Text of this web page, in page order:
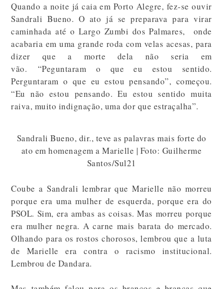
Quando a noite já caia em Porto Alegre, fez-se ouvir
Sandrali Bueno. O ato já se preparava para virar
caminhada até o Largo Zumbi dos Palmares, onde
acabaria em uma grande roda com velas acesas, para
dizer que a morte dela não seria em
vão. “Peguntaram o que eu estou sentido.
Perguntaram o que eu estou pensando”, começou.
“Eu não estou pensando. Eu estou sentido muita
raiva, muito indignação, uma dor que estraçalha”.
Sandrali Bueno, dir., teve as palavras mais forte do
ato em homenagem a Marielle | Foto: Guilherme
Santos/Sul21
Coube a Sandrali lembrar que Marielle não morreu
porque era uma mulher de esquerda, porque era do
PSOL. Sim, era ambas as coisas. Mas morreu porque
era mulher negra. A carne mais barata do mercado.
Olhando para os rostos chorosos, lembrou que a luta
de Marielle era contra o racismo institucional.
Lembrou de Dandara.